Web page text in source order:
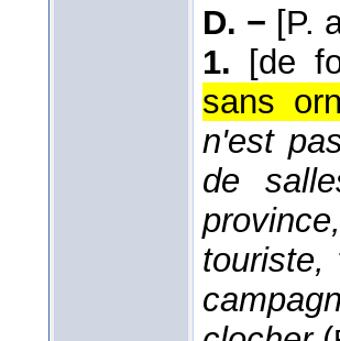
D. − [P.
1.
[de
sans
n'est
de
touriste,